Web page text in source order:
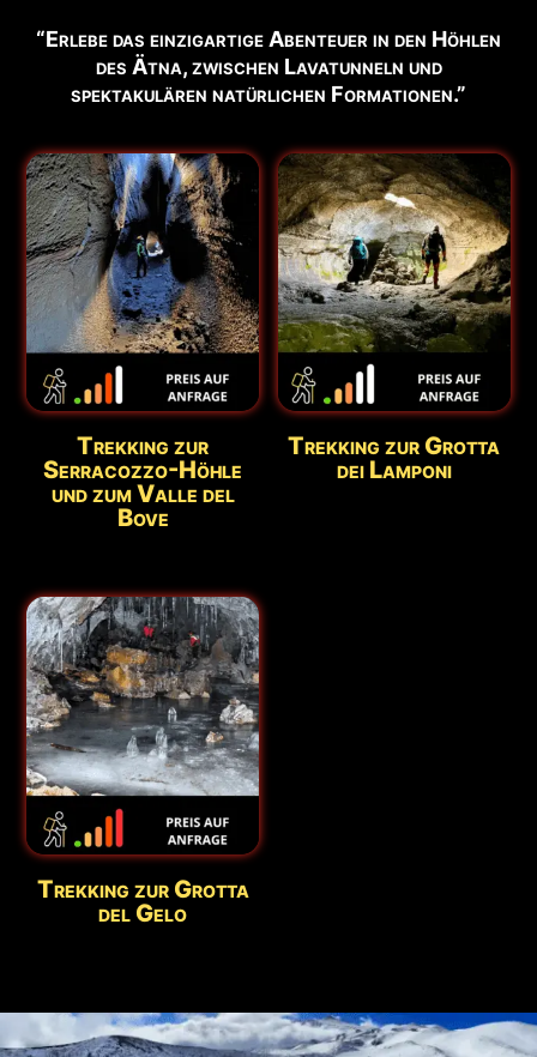
“Erlebe das einzigartige Abenteuer in den Höhlen
des Ätna, zwischen Lavatunneln und
spektakulären natürlichen Formationen.”
Trekking zur
Serracozzo-Höhle
und zum Valle del
Bove
Trekking zur Grotta
dei Lamponi
Trekking zur Grotta
del Gelo